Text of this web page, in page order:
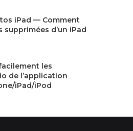
iPad — Comment
d’un iPad
les
de l’application
iPad/iPod